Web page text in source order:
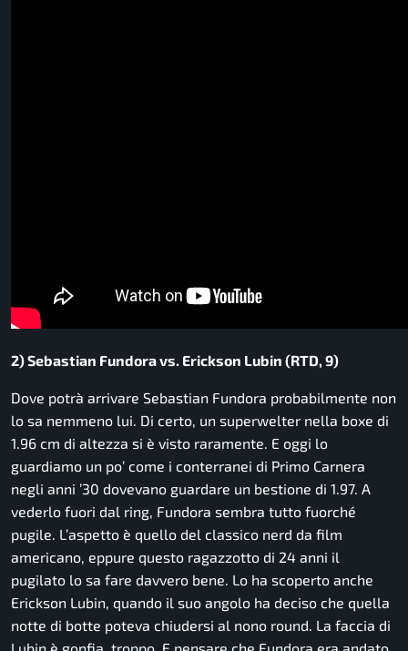
2) Sebastian Fundora vs. Erickson Lubin (RTD, 9)
Dove potrà arrivare Sebastian Fundora probabilmente non
lo sa nemmeno lui. Di certo, un superwelter nella boxe di
1.96 cm di altezza si è visto raramente. E oggi lo
guardiamo un po’ come i conterranei di Primo Carnera
negli anni ’30 dovevano guardare un bestione di 1.97. A
vederlo fuori dal ring, Fundora sembra tutto fuorché
pugile. L’aspetto è quello del classico nerd da film
americano, eppure questo ragazzotto di 24 anni il
pugilato lo sa fare davvero bene. Lo ha scoperto anche
Erickson Lubin, quando il suo angolo ha deciso che quella
notte di botte poteva chiudersi al nono round. La faccia di
Lubin è gonfia, troppo. E pensare che Fundora era andato